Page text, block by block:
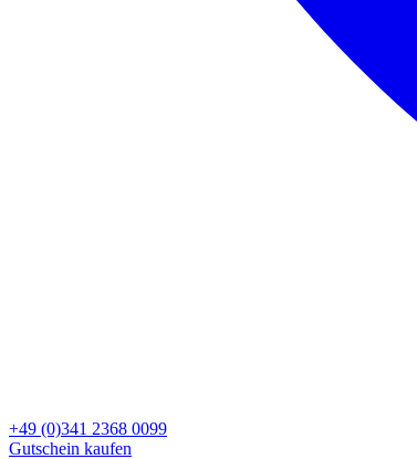
+49 (0)341 2368 0099
Gutschein kaufen